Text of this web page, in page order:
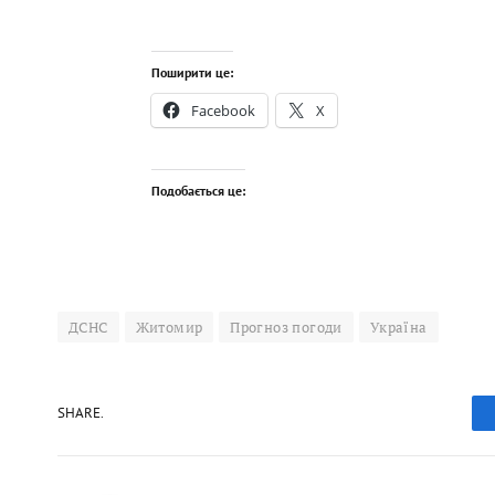
Поширити це:
Facebook X
Подобається це:
ДСНС Житомир Прогноз погоди Україна
SHARE.